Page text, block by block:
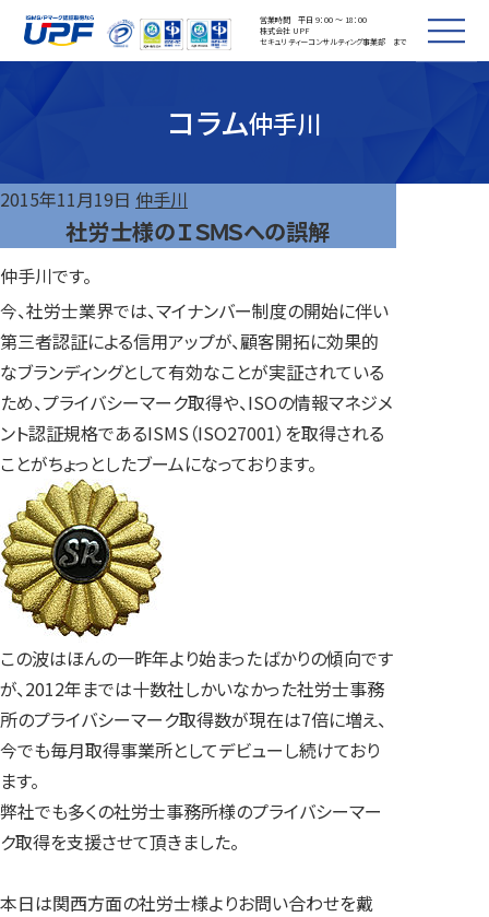
営業時間 平日 9：00 ～ 18：00
株式会社 UPF
セキュリティーコンサルティング事業部 まで
コラム仲手川
2015年11月19日 仲手川
社労士様のＩＳＭＳへの誤解
仲手川です。
今、社労士業界では、マイナンバー制度の開始に伴い
第三者認証による信用アップが、顧客開拓に効果的
なブランディングとして有効なことが実証されている
ため、プライバシーマーク取得や、ISOの情報マネジメ
ント認証規格であるISMS（ISO27001）を取得される
ことがちょっとしたブームになっております。
この波はほんの一昨年より始まったばかりの傾向です
が、2012年までは十数社しかいなかった社労士事務
所のプライバシーマーク取得数が現在は7倍に増え、
今でも毎月取得事業所としてデビューし続けており
ます。
弊社でも多くの社労士事務所様のプライバシーマー
ク取得を支援させて頂きました。
本日は関西方面の社労士様よりお問い合わせを戴